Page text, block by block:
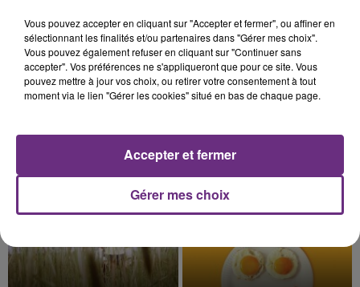
JEREMY FREROT
5h03
5h03
Vous pouvez accepter en cliquant sur "Accepter et fermer", ou affiner en
sélectionnant les finalités et/ou partenaires dans "Gérer mes choix".
Vous pouvez également refuser en cliquant sur "Continuer sans
accepter". Vos préférences ne s'appliqueront que pour ce site. Vous
pouvez mettre à jour vos choix, ou retirer votre consentement à tout
moment via le lien "Gérer les cookies" situé en bas de chaque page.
Gérer mes choix
Accepter et fermer